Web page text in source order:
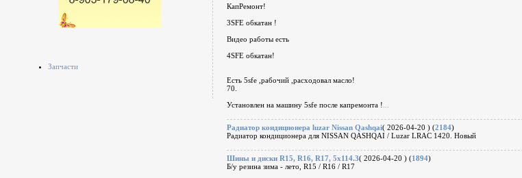
Запчасти
КапРемонт!
3SFE обкатан !
Видео работы есть
4SFE обкатан!
Есть 5sfe ,рабочий ,расходовал масло!
70.
Установлен на машину 5sfe после капремонта !
Радиатор кондиционера luzar Nissan Qashqai( 2026-04-20 ) (2184)
Радиатор кондиционера для NISSAN QASHQAI / Luzar LRAC 1420. Новый
Шины и диски R15, R16, R17, 5x114.3( 2026-04-20 ) (1894)
Б/у резина зима - лето, R15 / R16 / R17